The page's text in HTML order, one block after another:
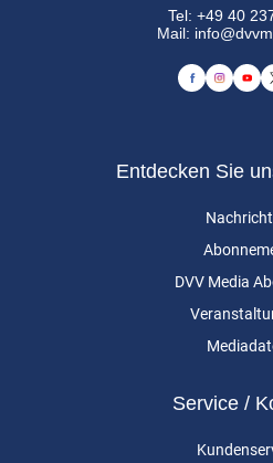
Tel:+49 40
Mail:
Entdecken Sie
DVV Media
Service /